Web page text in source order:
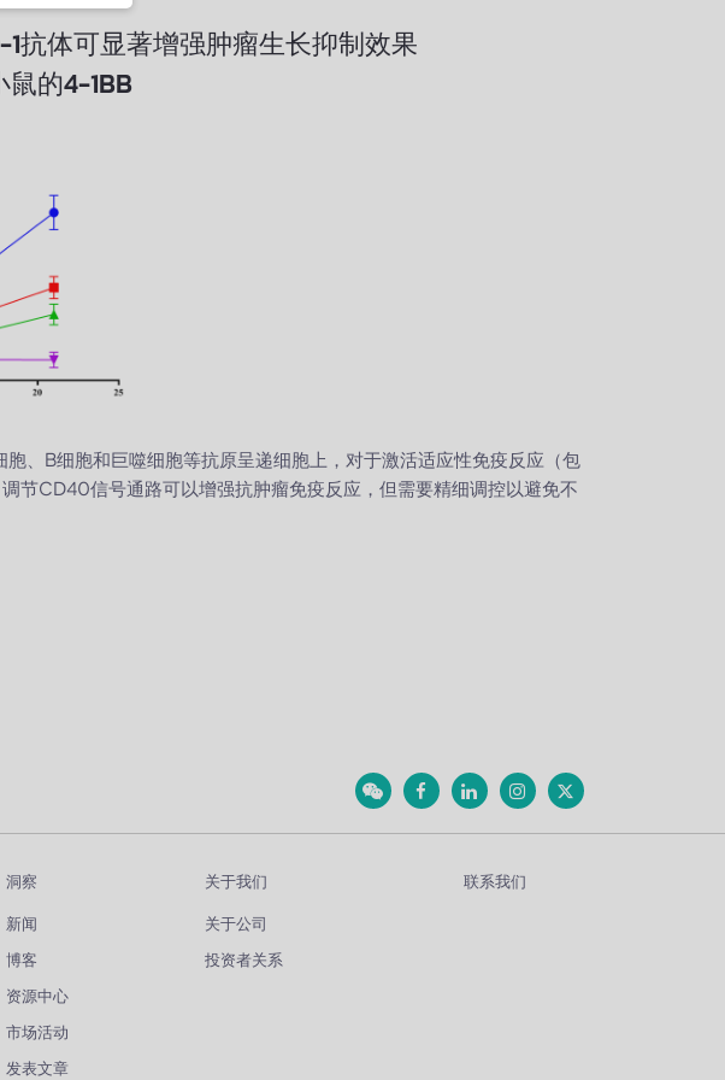
1抗体可显著增强肿瘤生长抑制效果
鼠的4-1BB
、B细胞和巨噬细胞等抗原呈递细胞上，对于激活适应性免疫反应（包
节CD40信号通路可以增强抗肿瘤免疫反应，但需要精细调控以避免不
洞察
新闻
博客
资源中心
市场活动
发表文章
关于我们
关于公司
投资者关系
联系我们